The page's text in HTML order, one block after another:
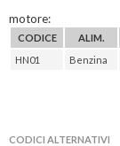
motore:
CODICE ALIM.
HN01
Benzina
CODICI ALTERNATIVI